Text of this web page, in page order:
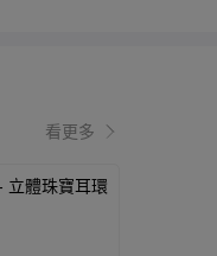
看更多
立體珠寶耳環